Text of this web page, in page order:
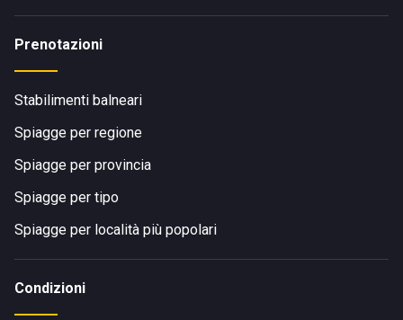
Prenotazioni
Stabilimenti balneari
Spiagge per regione
Spiagge per provincia
Spiagge per tipo
Spiagge per località più popolari
Condizioni